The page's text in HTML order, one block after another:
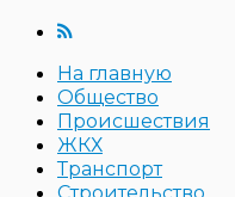
На главную
Общество
Происшествия
ЖКХ
Транспорт